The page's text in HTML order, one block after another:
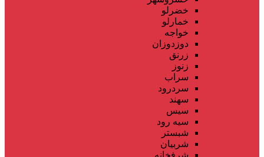
خضرلو
خمارلو
خواجه
دوزدوزان
زرنق
زنوز
سراب
سردرود
سهند
سیس
سیه رود
شبستر
شربیان
شرفخانه